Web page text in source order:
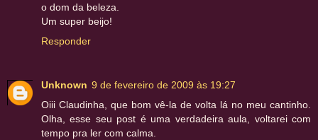
o dom da beleza.
Um super beijo!
Responder
Unknown 9 de fevereiro de 2009 às 19:27
Oiii Claudinha, que bom vê-la de volta lá no meu cantinho.
Olha, esse seu post é uma verdadeira aula, voltarei com
tempo pra ler com calma.